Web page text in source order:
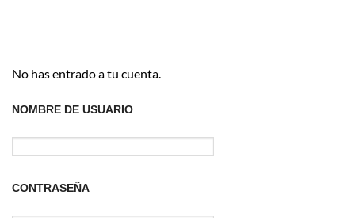
No has entrado a tu cuenta.
NOMBRE DE USUARIO
CONTRASEÑA